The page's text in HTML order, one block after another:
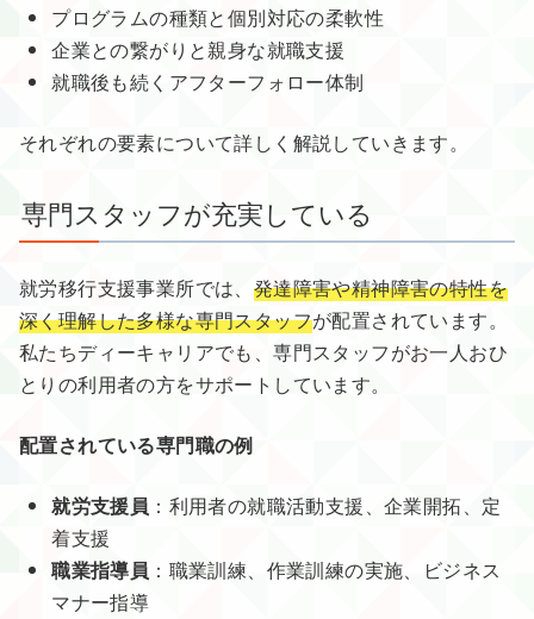
プログラムの種類と個別対応の柔軟性
企業との繋がりと親身な就職支援
就職後も続くアフターフォロー体制
​​それぞれの要素について詳しく解説していきます。
専門スタッフが充実している
就労移行支援事業所では、 発達障害や精神障害の特性を
深く理解した多様な専門スタッフが配置されています。
私たちディーキャリアでも、専門スタッフがお一人おひ
とりの利用者の方をサポートしています。
配置されている専門職の例
就労支援員 ：利用者の就職活動支援、企業開拓、定
着支援
職業指導員 ：職業訓練、作業訓練の実施、ビジネス
マナー指導